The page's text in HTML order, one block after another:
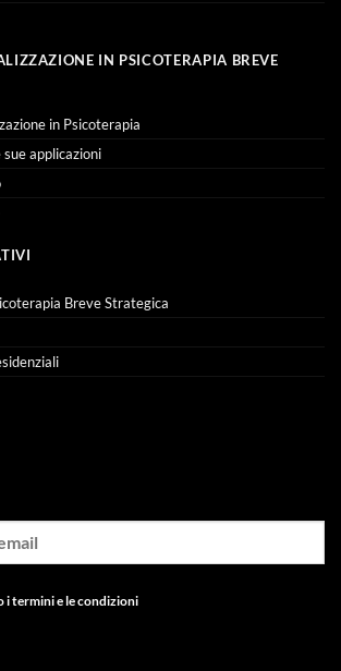
IN PSICOTERAPIA BREVE
in Psicoterapia
applicazioni
Breve Strategica
i termini e le condizioni